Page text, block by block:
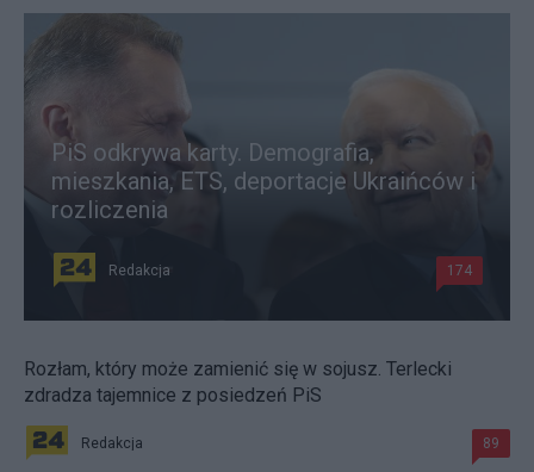
PiS odkrywa karty. Demografia,
mieszkania, ETS, deportacje Ukraińców i
rozliczenia
Redakcja 174
Rozłam, który może zamienić się w sojusz. Terlecki
zdradza tajemnice z posiedzeń PiS
Redakcja 89